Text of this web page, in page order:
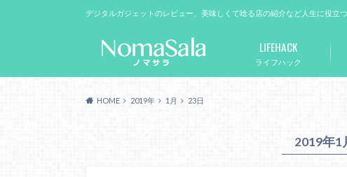
デジタルガジェットのレビュー、美味しくて唸る店の紹介など人生に役立
ライフハック
LIFEHACK
HOME 2019年 1月 23日
2019年1